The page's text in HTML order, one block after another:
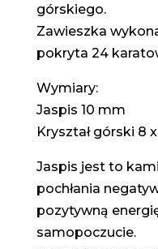
górskiego.
Zawieszka
pokryta 24
Wymiary:
Jaspis 10 mm
Kryształ górski 8
Jaspis jest to
pochłania
pozytywną
samopoczucie.